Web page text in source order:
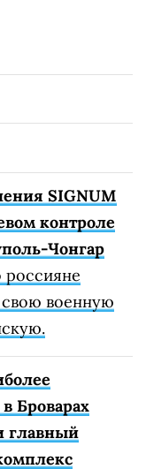
SIGNUM
контроле
Чонгар
россияне
военную
Броварах
главный